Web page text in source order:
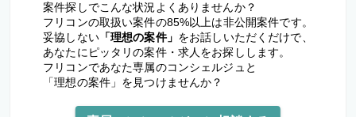
案件探しでこんな状況よくありませんか？
フリコンの取扱い案件の85%以上は非公開案件です。
妥協しない「理想の案件」 をお話しいただくだけで、
あなたにピッタリの案件・求人をお探しします。
フリコンであなた専属のコンシェルジュと
「理想の案件」を見つけませんか？